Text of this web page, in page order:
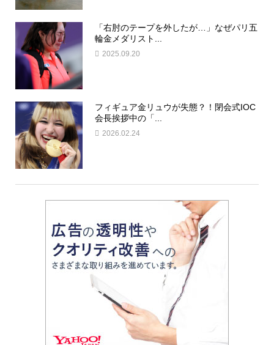
「右肘のテープを外したが…」なぜパリ五
輪金メダリスト...
2025.09.20
フィギュア金リュウが失態？！閉会式IOC
会長挨拶中の「...
2026.02.24